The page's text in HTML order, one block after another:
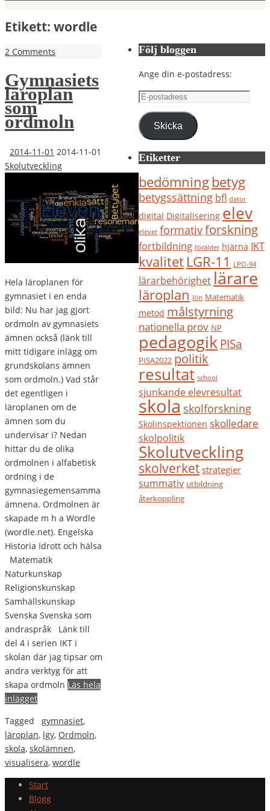
Etikett: wordle
2 Comments
Gymnasiets
läroplan
som
ordmoln
2014-11-01 2014-11-01
Skolutveckling
Hela läroplanen för
gymnasiet i en enda
bild: Nu har jag gjort
ordmoln av gymnasiets
ämnen också (länk till
mitt tidigare inlägg om
grundskolans ämnen
som ordmoln.) Vad står
det egentligen i
läroplanen om de
ämnen som du
undervisar i? Nedan
hittar du de olika
ordmolnen i alfabetisk
ordning i de
gymnasiegemensamma
ämnena. Ordmolnen är
skapade m h a Wordle
(wordle.net). Engelska
Historia Idrott och hälsa
Matematik
Naturkunskap
Religionskunskap
Samhällskunskap
Svenska Svenska som
andraspråk Länk till
del 4 i serien IKT i
skolan där jag tipsar om
andra verktyg för att
skapa ordmoln Läs hela
inlägget
Tagged
gymnasiet,
läroplan, lgy, Ordmoln,
skola, skolämnen,
visualisera, wordle
Följ bloggen
Ange din e-postadress:
E-
postadress
Skicka
Etiketter
bedömningbetyg
betygssättning bfl dator
digital Digitalisering elev
elever formativforskning
fortbildning förälder hjärna IKT
kvalitet LGR-11 LPO-94
lärarbehörighet lärare
läroplan lön Matematik
metod målstyrning
nationella prov NP
pedagogikPISa
PISA2022 politik
resultat school
sjunkande elevresultat
skola skolforskning
Skolinspektionen skolledare
skolpolitik
Skolutveckling
skolverket strategier
summativ utbildning
återkoppling
Start
Blogg